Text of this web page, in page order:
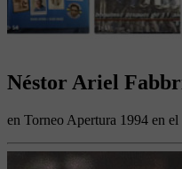
Néstor Ariel
en Torneo Apertura 1994 en